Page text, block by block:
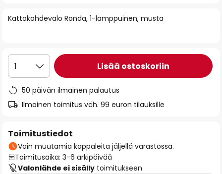
the
Kattokohdevalo Ronda, 1-lamppuinen, musta
1 Lisää ostoskoriin
50 päivän ilmainen palautus
Ilmainen toimitus väh. 99 euron tilauksille
Toimitustiedot
Vain muutamia kappaleita jäljellä varastossa.
Toimitusaika: 3-6 arkipäivää
Valonlähde ei sisälly toimitukseen